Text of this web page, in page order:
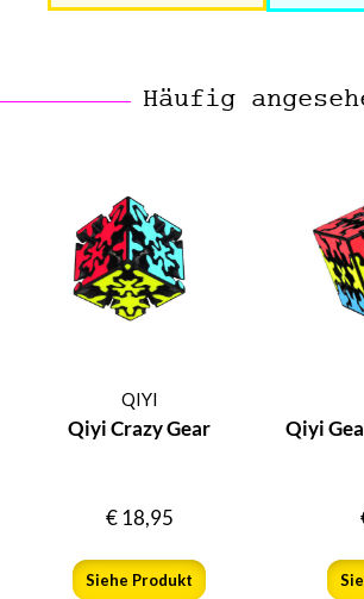
Häufig
QIYI
Qiyi Crazy Gear
€18,95
Siehe Produkt
Qiyi